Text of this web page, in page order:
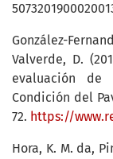
González-
Valverde, D.
evaluación
Condición del
72. https://
Hora, K. M. da,